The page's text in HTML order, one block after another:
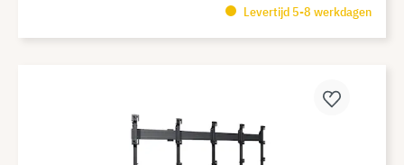
Levertijd 5-8 werkdagen